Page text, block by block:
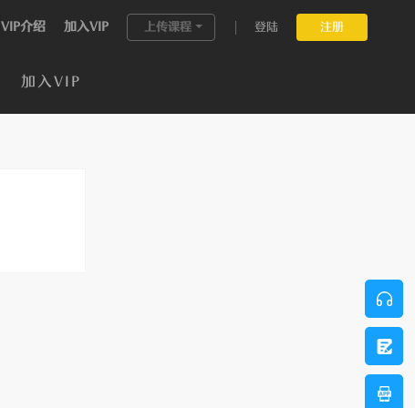
VIP介绍 加入VIP 上传课程 登陆 注册
加入VIP